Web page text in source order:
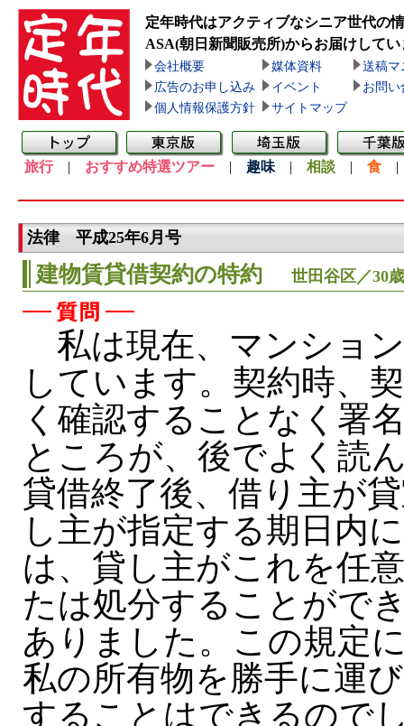
定年時代はアクティブなシニア世代の
ASA(朝日新聞販売所)からお届けしてい
会社概要 媒体資料
送稿マ
広告のお申し込み
イベント
お問い
個人情報保護方針
サイトマップ
旅行| おすすめ特選ツアー | 趣味 | 相談 | 食
法律 平成25年6月号
建物賃貸借契約の特約 世田谷区／30
私は現在、マンショ
しています。契約時、
く確認することなく署
ところが、後でよく読
貸借終了後、借り主が
し主が指定する期日内
は、貸し主がこれを任
たは処分することがで
ありました。この規定
私の所有物を勝手に運
することはできるので